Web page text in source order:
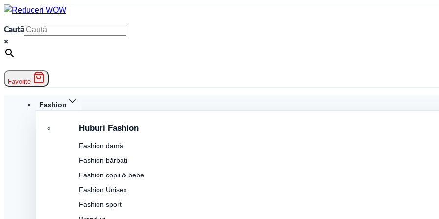
Skip
content
Caută
×
Favorite
Fashion
Huburi Fashion
Fashion damă
Fashion bărbați
Fashion copii & bebe
Fashion Unisex
Fashion sport